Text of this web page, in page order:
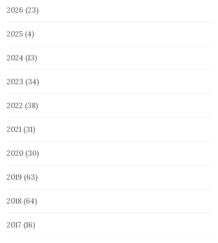
2026 (23)
2025 (4)
2024 (13)
2023 (34)
2022 (38)
2021 (31)
2020 (30)
2019 (63)
2018 (64)
2017 (16)